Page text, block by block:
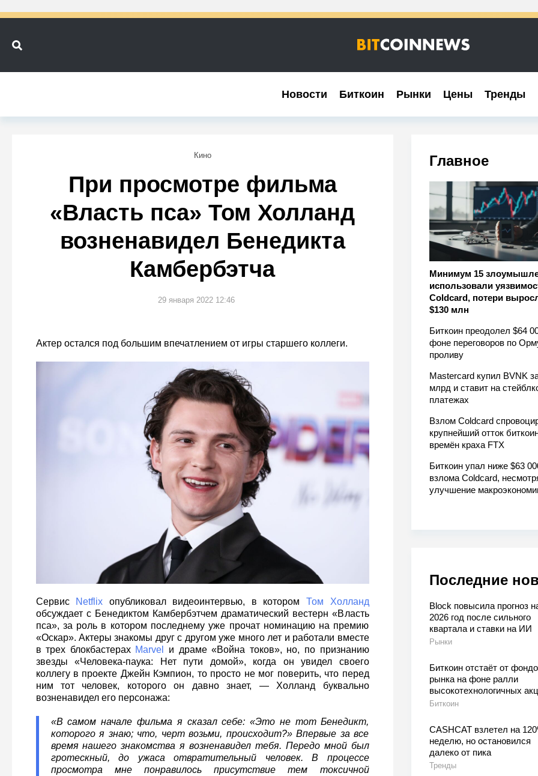
Новости Биткоин Рынки Цены Тренды
Новости Биткоин Рынки Цены Тренды
Главное
Минимум 15
использовали
Coldcard, потери
$130 млн
Биткоин преодолел $64
фоне переговоров по
проливу
Mastercard купил BVNK
млрд и ставит на
платежах
Взлом Coldcard
крупнейший отток
времён краха FTX
Биткоин упал ниже $63
взлома Coldcard,
улучшение
Последние
Block повысила прогноз
2026 год после сильного
квартала и ставки на ИИ
Рынки
Биткоин отстаёт от
рынка на фоне ралли
высокотехнологичных
Биткоин
CASHCAT взлетел на
неделю, но остановился
далеко от пика
Тренды
Кино
При просмотре фильма
«Власть пса» Том Холланд
возненавидел Бенедикта
Камбербэтча
29 января 2022 12:46
Актер остался под большим впечатлением от игры старшего коллеги.
Сервис Netflix опубликовал видеоинтервью, в котором Том Холланд
обсуждает с Бенедиктом Камбербэтчем драматический вестерн «Власть
пса», за роль в котором последнему уже прочат номинацию на премию
«Оскар». Актеры знакомы друг с другом уже много лет и работали вместе
в трех блокбастерах Marvel
и драме «Война токов», но, по признанию
звезды «Человека-паука: Нет пути домой», когда он увидел своего
коллегу в проекте Джейн Кэмпион, то просто не мог поверить, что перед
ним тот человек, которого он давно знает, — Холланд буквально
возненавидел его персонажа:
«В самом начале фильма я сказал себе: «Это не тот Бенедикт,
которого я знаю; что, черт возьми, происходит?» Впервые за все
время нашего знакомства я возненавидел тебя. Передо мной был
гротескный, до ужаса отвратительный человек. В процессе
просмотра мне понравилось присутствие тем токсичной